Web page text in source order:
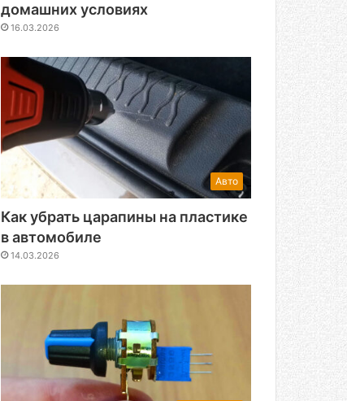
домашних условиях
16.03.2026
Авто
Как убрать царапины на пластике
в автомобиле
14.03.2026